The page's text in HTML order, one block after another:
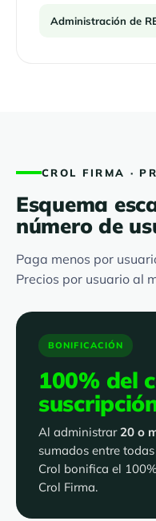
Administración de
CROL FIRMA ·
Esquema
número de
Paga menos por
Precios por usuario al
BONIFICACIÓN
100% del
Al administrar 20 o
sumados entre
Crol bonifica el
Crol Firma.